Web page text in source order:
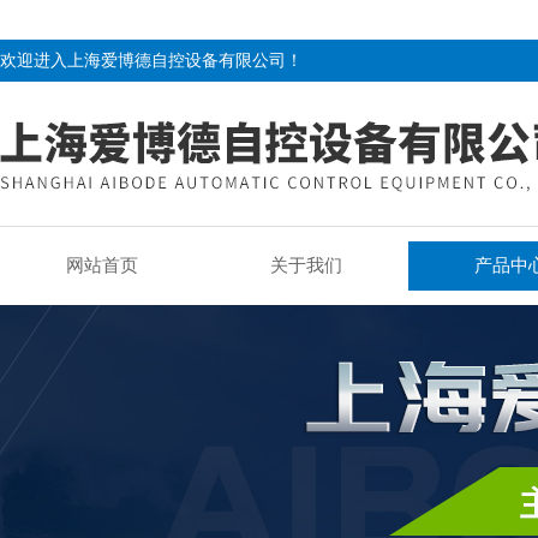
欢迎进入上海爱博德自控设备有限公司！
网站首页 关于我们 产品中